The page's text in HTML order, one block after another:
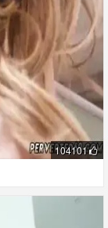
104101